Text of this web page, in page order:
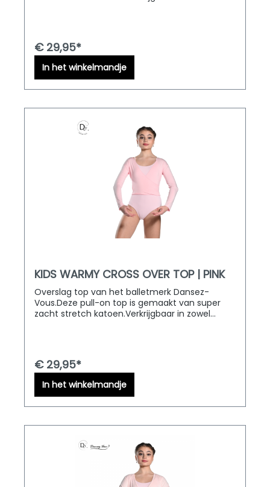
€ 29,95*
In het winkelmandje
KIDS WARMY CROSS OVER TOP | PINK
Overslag top van het balletmerk Dansez-
Vous.Deze pull-on top is gemaakt van super
zacht stretch katoen.Verkrijgbaar in zowel
€ 29,95*
In het winkelmandje